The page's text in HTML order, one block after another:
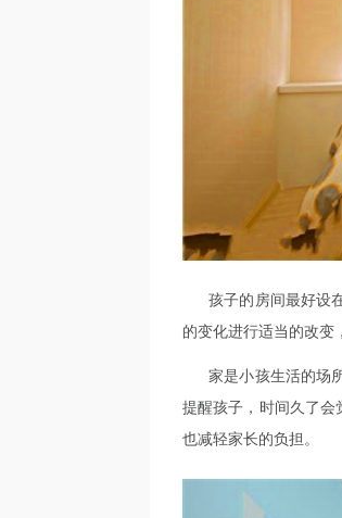
孩子的房间最好设
的变化进行适当的改变
家是小孩生活的场
提醒孩子，时间久了会
也减轻家长的负担。